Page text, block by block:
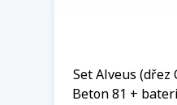
Set Alveus (dřez
Beton 81 +